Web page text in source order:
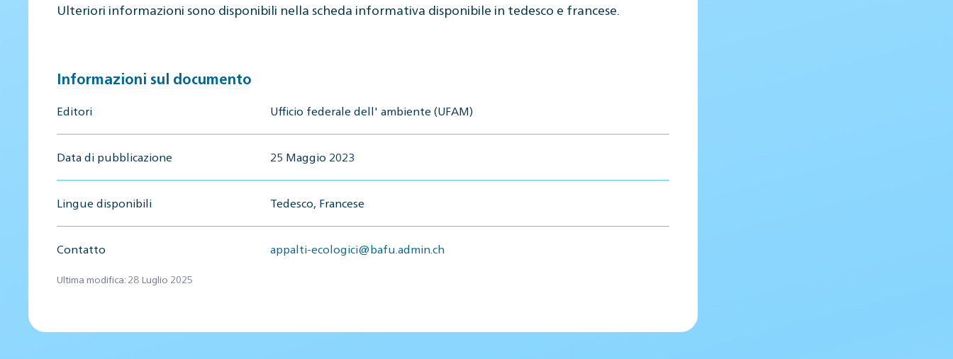
Ulteriori informazioni sono disponibili nella scheda informativa disponibile in tedesco e francese.
Informazioni sul documento
Editori Ufficio federale dell' ambiente (UFAM)
Data di pubblicazione 25 Maggio 2023
Lingue disponibili Tedesco, Francese
Contatto appalti-ecologici@bafu.admin.ch
Ultima modifica: 28 Luglio 2025